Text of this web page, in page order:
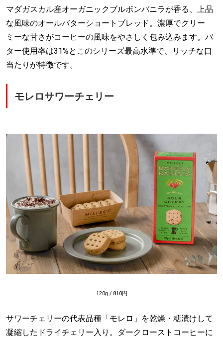
マダガスカル産オーガニックブルボンバニラが香る、上品
な風味のオールバターショートブレッド。濃厚でクリー
ミーな甘さがコーヒーの風味をやさしく包み込みます。バ
ター使用率は31%とこのシリーズ最高水準で、リッチな口
当たりが特徴です。
モレロサワーチェリー
120g / 810円
サワーチェリーの代表品種「モレロ」を乾燥・糖漬けして
凝縮したドライチェリー入り。ダークローストコーヒーに